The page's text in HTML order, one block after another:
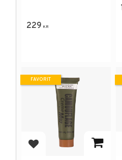
229 KR
Lägg till i favoriter
FAVORIT